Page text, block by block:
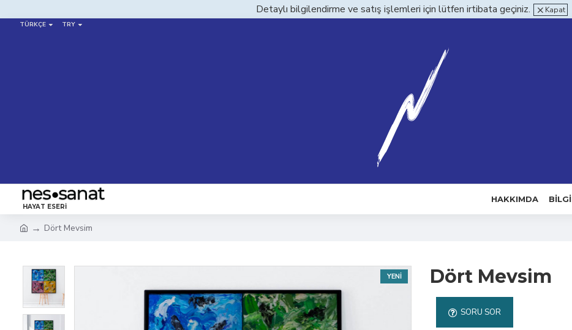
Detaylı bilgilendirme ve satış işlemleri için lütfen irtibata geçiniz. Kapat
TÜRKÇE TRY
HAYAT ESERI
HAKKIMDA BILGI
Dört Mevsim
YENI Dört Mevsim
SORU SOR